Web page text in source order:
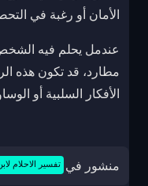
الأمان أو رغبة في
عندمل يحلم فيه
مطارد، قد تكون هذه
الأفكار السلبية أو
منشور في تفسير الاحلام